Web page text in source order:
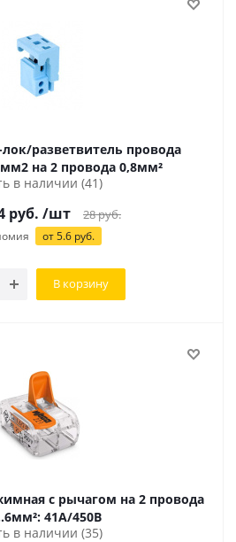
на 2 провода 0,8мм²
в наличии (41)
руб. /шт 28руб.
от 5.6 руб.
В корзину
41А/450В
в наличии (35)